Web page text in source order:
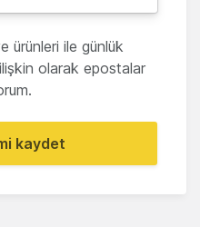
ürünleri ile günlük
olarak epostalar
kaydet